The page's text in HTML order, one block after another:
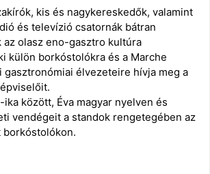
kis és nagykereskedők, valamint
és televízió csatornák bátran
az olasz eno-gasztro kultúra
külön borkóstolókra és a Marche
gasztronómiai élvezeteire hívja meg a
között, Éva magyar nyelven és
vendégeit a standok rengetegében az